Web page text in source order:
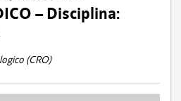
– Disciplina:
(CRO)